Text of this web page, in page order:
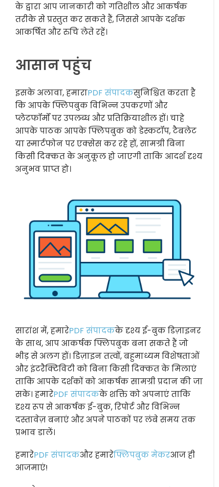
के द्वारा आप जानकारी को गतिशील और आकर्षक
तरीके से प्रस्तुत कर सकते हैं, जिससे आपके दर्शक
आकर्षित और रुचि लेते रहें।
आसान पहुंच
इसके अलावा, हमाराPDF संपादकसुनिश्चित करता है
कि आपके फ्लिपबुक विभिन्न उपकरणों और
प्लेटफॉर्मों पर उपलब्ध और प्रतिक्रियाशील हों। चाहे
आपके पाठक आपके फ्लिपबुक को डेस्कटॉप, टैबलेट
या स्मार्टफोन पर एक्सेस कर रहे हों, सामग्री बिना
किसी दिक्कत के अनुकूल हो जाएगी ताकि आदर्श दृश्य
अनुभव प्राप्त हो।
सारांश में, हमारेPDF संपादकके दृश्य ई-बुक डिज़ाइनर
के साथ, आप आकर्षक फ्लिपबुक बना सकते हैं जो
भीड़ से अलग हों। डिज़ाइन तत्वों, बहुमाध्यम विशेषताओं
और इंटरैक्टिविटी को बिना किसी दिक्कत के मिलाएं
ताकि आपके दर्शकों को आकर्षक सामग्री प्रदान की जा
सके। हमारेPDF संपादकके शक्ति को अपनाएं ताकि
दृश्य रूप से आकर्षक ई-बुक, रिपोर्ट और विभिन्न
दस्तावेज़ बनाएं और अपने पाठकों पर लंबे समय तक
प्रभाव डालें।
हमारेPDF संपादकऔर हमारेफ्लिपबुक मेकरआज ही
आजमाएं!